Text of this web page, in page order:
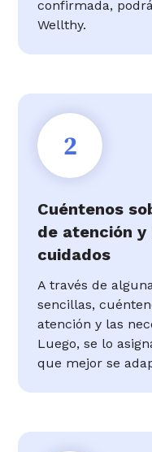
confirmada,
Wellthy.
2
Cuéntenos
de atención y
cuidados
A través de
sencillas,
atención y las
Luego, se lo
que mejor se